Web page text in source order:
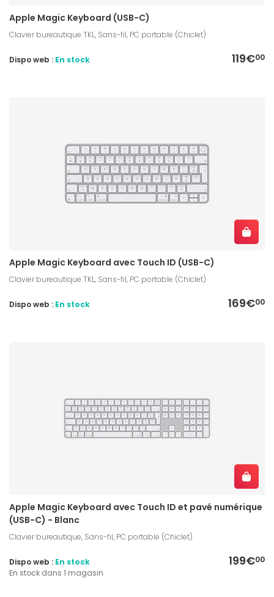
Apple Magic Keyboard (USB-C)
Clavier bureautique TKL, Sans-fil, PC portable (Chiclet)
119€00
Dispo web : En stock
Apple Magic Keyboard avec Touch ID (USB-C)
Clavier bureautique TKL, Sans-fil, PC portable (Chiclet)
169€00
Dispo web : En stock
Apple Magic Keyboard avec Touch ID et pavé numérique
(USB-C) - Blanc
Clavier bureautique, Sans-fil, PC portable (Chiclet)
199€00
Dispo web : En stock
En stock dans 1 magasin